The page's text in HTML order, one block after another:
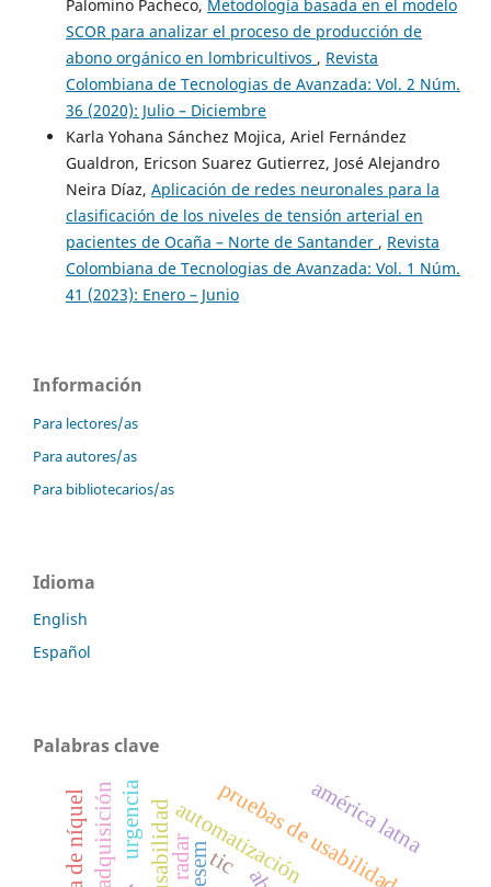
Palomino Pacheco, Metodología basada en el modelo
SCOR para analizar el proceso de producción de
abono orgánico en lombricultivos , Revista
Colombiana de Tecnologias de Avanzada: Vol. 2 Núm.
36 (2020): Julio – Diciembre
Karla Yohana Sánchez Mojica, Ariel Fernández
Gualdron, Ericson Suarez Gutierrez, José Alejandro
Neira Díaz, Aplicación de redes neuronales para la
clasificación de los niveles de tensión arterial en
pacientes de Ocaña – Norte de Santander , Revista
Colombiana de Tecnologias de Avanzada: Vol. 1 Núm.
41 (2023): Enero – Junio
Información
Para lectores/as
Para autores/as
Para bibliotecarios/as
Idioma
English
Español
Palabras clave
pruebas de usabilidad
usabilidadautomatización
fesem
urgencia
tic
américa latna
radar